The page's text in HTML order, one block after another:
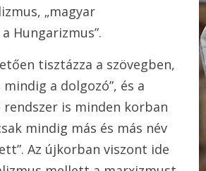
„magyar
Hungarizmus”.
tisztázza a szövegben,
mindig a dolgozó”, és a
rendszer is minden korban
mindig más és más név
Az újkorban viszont ide